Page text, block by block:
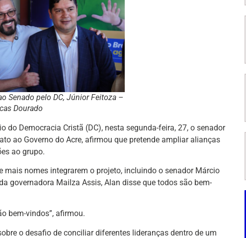
Senado pelo DC, Júnior Feitoza –
Dourado
do Democracia Cristã (DC), nesta segunda-feira, 27, o senador
ao Governo do Acre, afirmou que pretende ampliar alianças
ao grupo.
mais nomes integrarem o projeto, incluindo o senador Márcio
governadora Mailza Assis, Alan disse que todos são bem-
bem-vindos”, afirmou.
o desafio de conciliar diferentes lideranças dentro de um